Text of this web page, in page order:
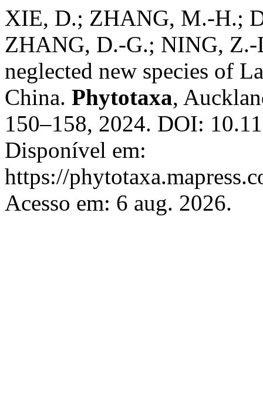
XIE, D.; ZHANG, M.-H.;
ZHANG, D.-G.; NING,
neglected new species of
China. Phytotaxa,
150–158, 2024. DOI:
Disponível em:
https://
Acesso em: 6 aug. 2026.